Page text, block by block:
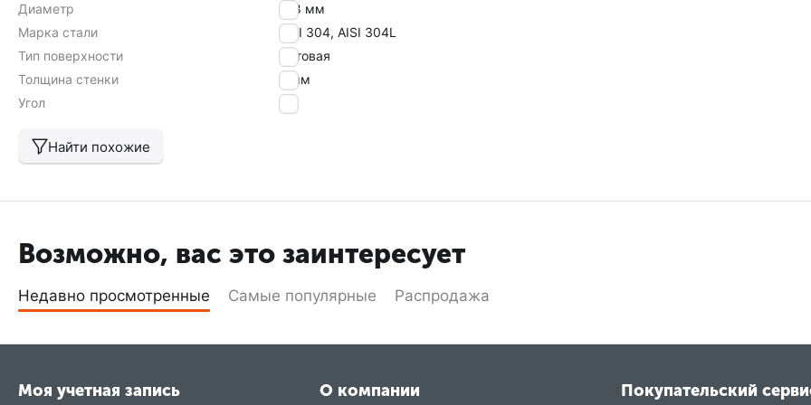
Диаметр
108 мм
Марка стали
AISI 304, AISI 304L
Тип поверхности
матовая
Толщина стенки
3 мм
Угол
90
Найти похожие
Возможно, вас это заинтересует
Недавно просмотренные Самые популярные Распродажа
Моя учетная запись О компании Покупательский